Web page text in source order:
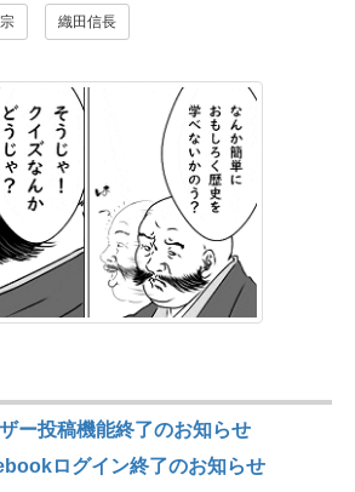
織田信長
ー投稿機能終了のお知らせ
ログイン終了のお知らせ